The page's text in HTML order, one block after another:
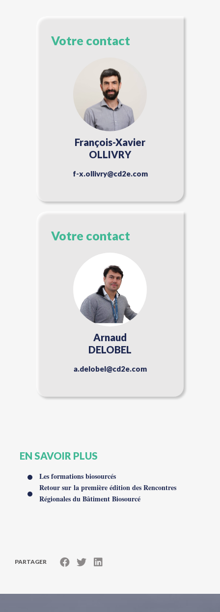
Votre contact
François-Xavier
OLLIVRY
f-x.ollivry@cd2e.com
Votre contact
Arnaud
DELOBEL
a.delobel@cd2e.com
EN SAVOIR PLUS
Les formations biosourcés
Retour sur la première édition des Rencontres
Régionales du Bâtiment Biosourcé
PARTAGER